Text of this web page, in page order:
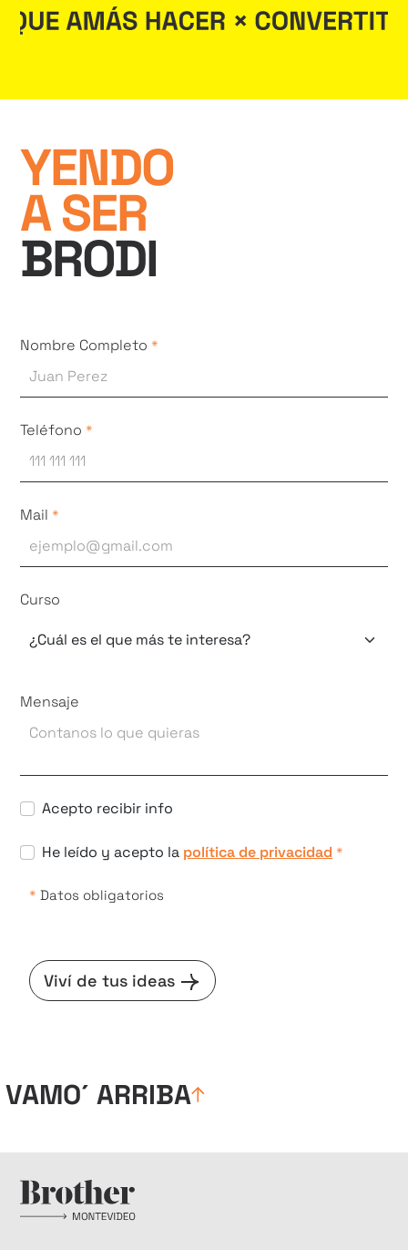
YENDO
A SER
BRODI
VAMO´ ARRIBA
Nombre Completo *
Teléfono *
Mail *
Curso
Mensaje
Acepto recibir info
He leído y acepto la política de privacidad *
* Datos obligatorios
Viví de tus ideas